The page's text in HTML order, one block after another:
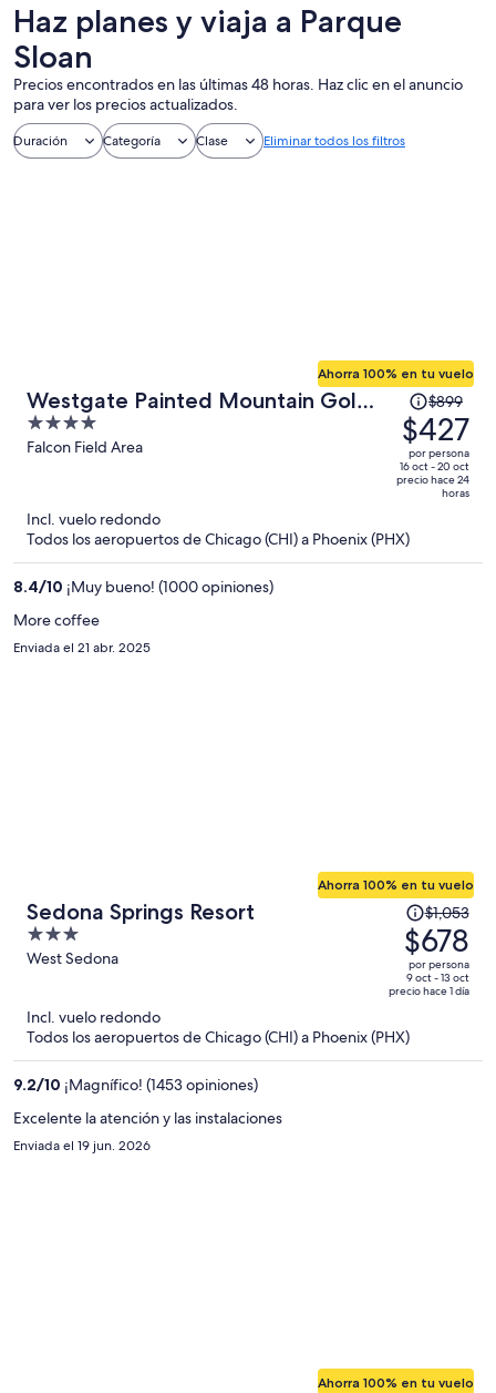
Haz planes y viaja a Parque
Sloan
Precios encontrados en las últimas 48 horas. Haz clic en el anuncio
para ver los precios actualizados.
Duración Categoría Clase Eliminar todos los filtros
Westgate Painted Mountain Golf
Resort
4
out
Falcon Field Area
Ahorra 100% en tu vuelo
El
precio
era
de
$899
ahora
es
$899
$427
por persona
16 oct - 20 oct
precio hace 24
horas
Incl. vuelo redondo
Todos los aeropuertos de Chicago (CHI) a Phoenix (PHX)
8.4/10 ¡Muy bueno! (1000 opiniones)
More coffee
Enviada el 21 abr. 2025
Sedona Springs Resort
3
out
West Sedona
Ahorra 100% en tu vuelo
El
precio
era
de
$1,053
y
ahora
$1,053
$678
por persona
9 oct - 13 oct
precio hace 1 día
Incl. vuelo redondo
Todos los aeropuertos de Chicago (CHI) a Phoenix (PHX)
9.2/10 ¡Magnífico! (1453 opiniones)
Excelente la atención y las instalaciones
Enviada el 19 jun. 2026
Ahorra 100% en tu vuelo